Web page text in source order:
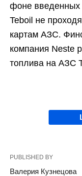
фоне введенных
Teboil не
картам АЗС.
компания Neste
топлива на АЗС
PUBLISHED BY
Валерия Кузнецова